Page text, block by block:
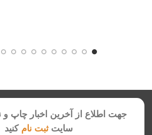
جهت اطلاع از آخرین اخبار چاپ و
سایتثبت نام کنید